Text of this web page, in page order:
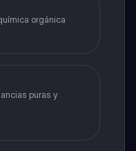
orgánica
puras y